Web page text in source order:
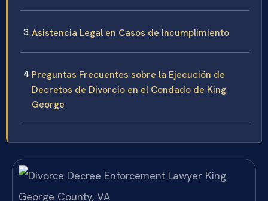
Asistencia Legal en Casos de Incumplimiento
Preguntas Frecuentes sobre la Ejecución de
Decretos de Divorcio en el Condado de King
George